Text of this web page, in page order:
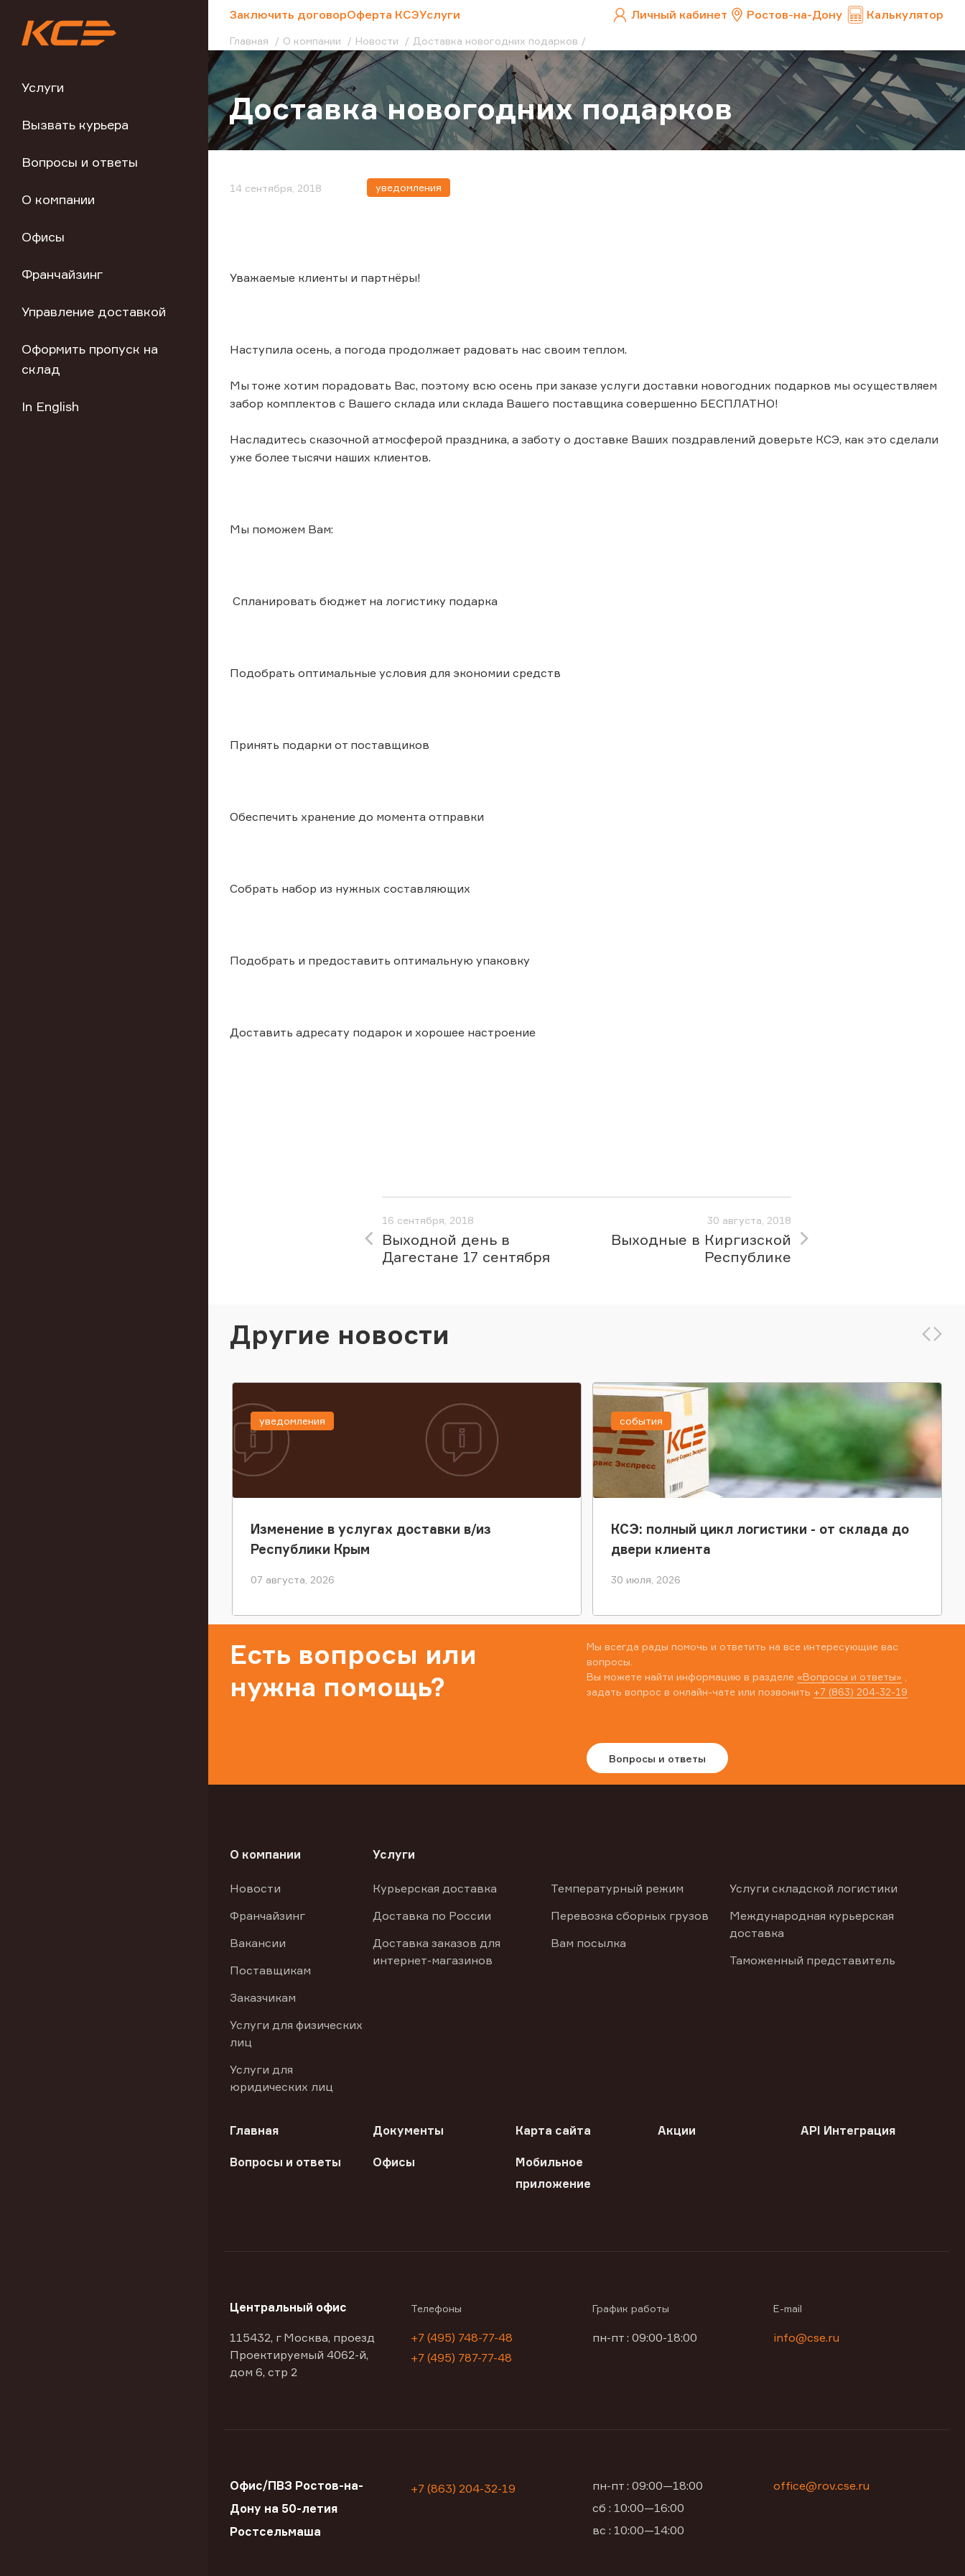
Услуги
Вызвать курьера
Вопросы и ответы
О компании
Офисы
Франчайзинг
Управление доставкой
Оформить пропуск на
склад
In English
Заключить договорОферта КСЭУслуги Личный кабинет Ростов-на-Дону Калькулятор
Главная О компании Новости Доставка новогодних подарков
Доставка новогодних подарков
14 сентября, 2018 уведомления
Уважаемые клиенты и партнёры!
Наступила осень, а погода продолжает радовать нас своим теплом.
Мы тоже хотим порадовать Вас, поэтому всю осень при заказе услуги доставки новогодних подарков мы осуществляем
забор комплектов с Вашего склада или склада Вашего поставщика совершенно БЕСПЛАТНО!
Насладитесь сказочной атмосферой праздника, а заботу о доставке Ваших поздравлений доверьте КСЭ, как это сделали
уже более тысячи наших клиентов.
Мы поможем Вам:
Спланировать бюджет на логистику подарка
Подобрать оптимальные условия для экономии средств
Принять подарки от поставщиков
Обеспечить хранение до момента отправки
Собрать набор из нужных составляющих
Подобрать и предоставить оптимальную упаковку
Доставить адресату подарок и хорошее настроение
16 сентября, 2018
Выходной день в
Дагестане 17 сентября
30 августа, 2018
Выходные в Киргизской
Республике
Другие новости
Изменение в услугах доставки в/из
Республики Крым
07 августа, 2026
уведомления
КСЭ: полный цикл логистики - от склада до
двери клиента
30 июля, 2026
события
Есть вопросы или
нужна помощь?
Мы всегда рады помочь и ответить на все интересующие вас
вопросы.
Вы можете найти информацию в разделе «Вопросы и ответы»
задать вопрос в онлайн-чате или позвонить +7 (863) 204-32-19
Вопросы и ответы
О компании
Новости
Франчайзинг
Вакансии
Поставщикам
Заказчикам
Услуги для физических
лиц
Услуги для
юридических лиц
Услуги
Курьерская доставка
Доставка по России
Доставка заказов для
интернет-магазинов
Температурный режим
Перевозка сборных грузов
Вам посылка
Услуги складской логистики
Международная курьерская
доставка
Таможенный представитель
Главная Документы Карта сайта Акции API Интеграция
Вопросы и ответы Офисы
Мобильное
приложение
Центральный офис
115432, г Москва, проезд
Проектируемый 4062-й,
дом 6, стр 2
Телефоны
+7 (495) 748-77-48
+7 (495) 787-77-48
График работы
пн-пт : 09:00-18:00
E-mail
info@cse.ru
Офис/ПВЗ Ростов-на-
Дону на 50-летия
Ростсельмаша
+7 (863) 204-32-19
пн-пт : 09:00—18:00
сб : 10:00—16:00
вс : 10:00—14:00
office@rov.cse.ru